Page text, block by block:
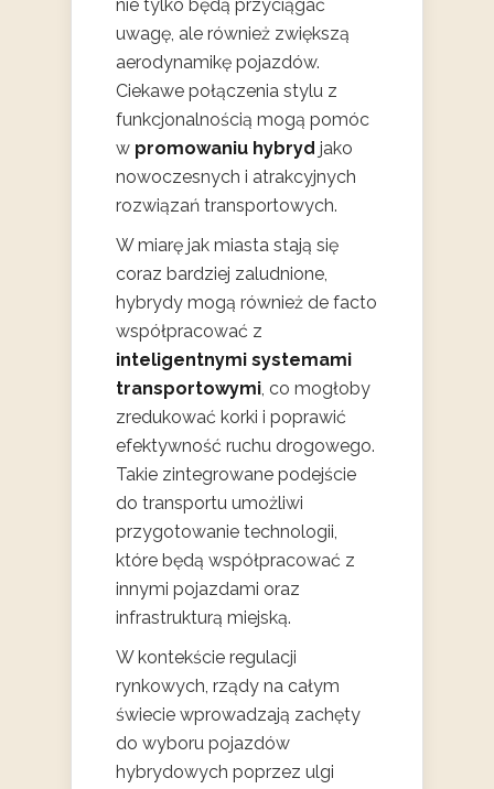
nie tylko będą przyciągać
uwagę, ale również zwiększą
aerodynamikę pojazdów.
Ciekawe połączenia stylu z
funkcjonalnością mogą pomóc
w promowaniu hybryd jako
nowoczesnych i atrakcyjnych
rozwiązań transportowych.
W miarę jak miasta stają się
coraz bardziej zaludnione,
hybrydy mogą również de facto
współpracować z
inteligentnymi systemami
transportowymi, co mogłoby
zredukować korki i poprawić
efektywność ruchu drogowego.
Takie zintegrowane podejście
do transportu umożliwi
przygotowanie technologii,
które będą współpracować z
innymi pojazdami oraz
infrastrukturą miejską.
W kontekście regulacji
rynkowych, rządy na całym
świecie wprowadzają zachęty
do wyboru pojazdów
hybrydowych poprzez ulgi